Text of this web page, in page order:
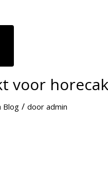
voor
Blog / door admin